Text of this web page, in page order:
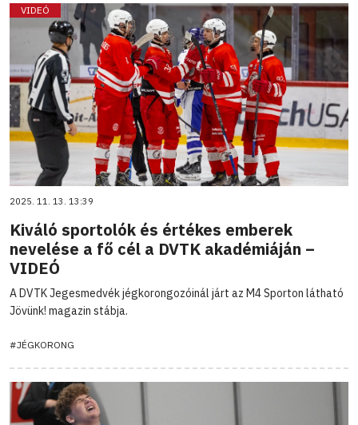
VIDEÓ
2025. 11. 13. 13:39
Kiváló sportolók és értékes emberek
nevelése a fő cél a DVTK akadémiáján –
VIDEÓ
A DVTK Jegesmedvék jégkorongozóinál járt az M4 Sporton látható
Jövünk! magazin stábja.
#JÉGKORONG